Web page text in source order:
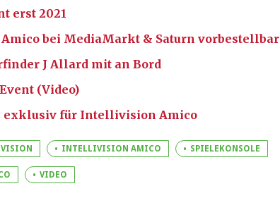
erst 2021
bei MediaMarkt & Saturn vorbestellbar
J Allard mit an Bord
(Video)
exklusiv für Intellivision Amico
INTELLIVISION AMICO SPIELEKONSOLE
VIDEO